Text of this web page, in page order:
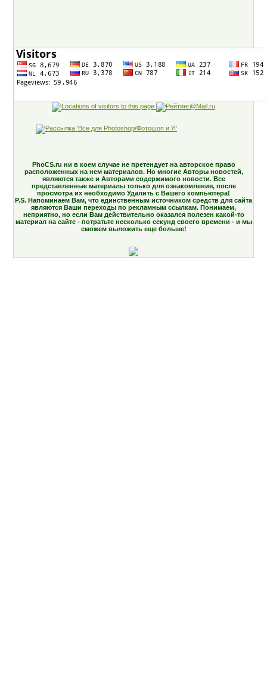
PhoCS.ru ни в коем случае не претендует на авторское право
расположенных на нем материалов. Но многие Авторы новостей,
являются также и Авторами содержимого новости. Все
представленные материалы только для ознакомления, после
просмотра их необходимо Удалить с Вашего компьютера!
P.S. Напоминаем Вам, что единственным источником средств для сайта
являются Ваши переходы по рекламным ссылкам. Понимаем,
неприятно, но если Вам действительно оказался полезен какой-то
материал на сайте - потратьте несколько секунд своего времени - и мы
сможем выложить еще больше!